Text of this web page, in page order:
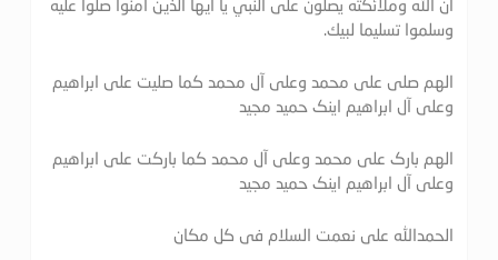
ان الله وملائكته يصلون على النبي يا ايها الذين امنوا صلوا عليه
وسلموا تسليما لبيك.
الهم صلی علی محمد وعلی آل محمد کما صلیت علی ابراهیم
وعلی آل ابراهیم اینک حمید مجید
الهم بارک علی محمد وعلی آل محمد کما بارکت علی ابراهیم
وعلی آل ابراهیم اینک حمید مجید
الحمدالله علی نعمت السلام فی کل مکان